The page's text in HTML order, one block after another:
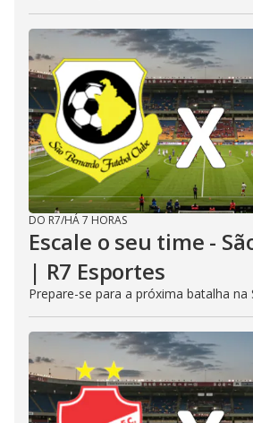
DO R7/HÁ 7 HORAS
Escale o seu time -
| R7 Esportes
Prepare-se para a próxima batalha na